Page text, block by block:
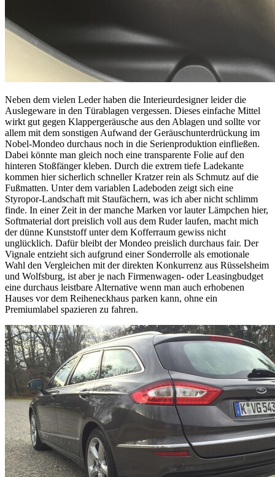
Neben dem vielen Leder haben die Interieurdesigner leider die
Auslegeware in den Türablagen vergessen. Dieses einfache Mittel
wirkt gut gegen Klappergeräusche aus den Ablagen und sollte vor
allem mit dem sonstigen Aufwand der Geräuschunterdrückung im
Nobel-Mondeo durchaus noch in die Serienproduktion einfließen.
Dabei könnte man gleich noch eine transparente Folie auf den
hinteren Stoßfänger kleben. Durch die extrem tiefe Ladekante
kommen hier sicherlich schneller Kratzer rein als Schmutz auf die
Fußmatten. Unter dem variablen Ladeboden zeigt sich eine
Styropor-Landschaft mit Staufächern, was ich aber nicht schlimm
finde. In einer Zeit in der manche Marken vor lauter Lämpchen hier,
Softmaterial dort preislich voll aus dem Ruder laufen, macht mich
der dünne Kunststoff unter dem Kofferraum gewiss nicht
unglücklich. Dafür bleibt der Mondeo preislich durchaus fair. Der
Vignale entzieht sich aufgrund einer Sonderrolle als emotionale
Wahl den Vergleichen mit der direkten Konkurrenz aus Rüsselsheim
und Wolfsburg, ist aber je nach Firmenwagen- oder Leasingbudget
eine durchaus leistbare Alternative wenn man auch erhobenen
Hauses vor dem Reiheneckhaus parken kann, ohne ein
Premiumlabel spazieren zu fahren.